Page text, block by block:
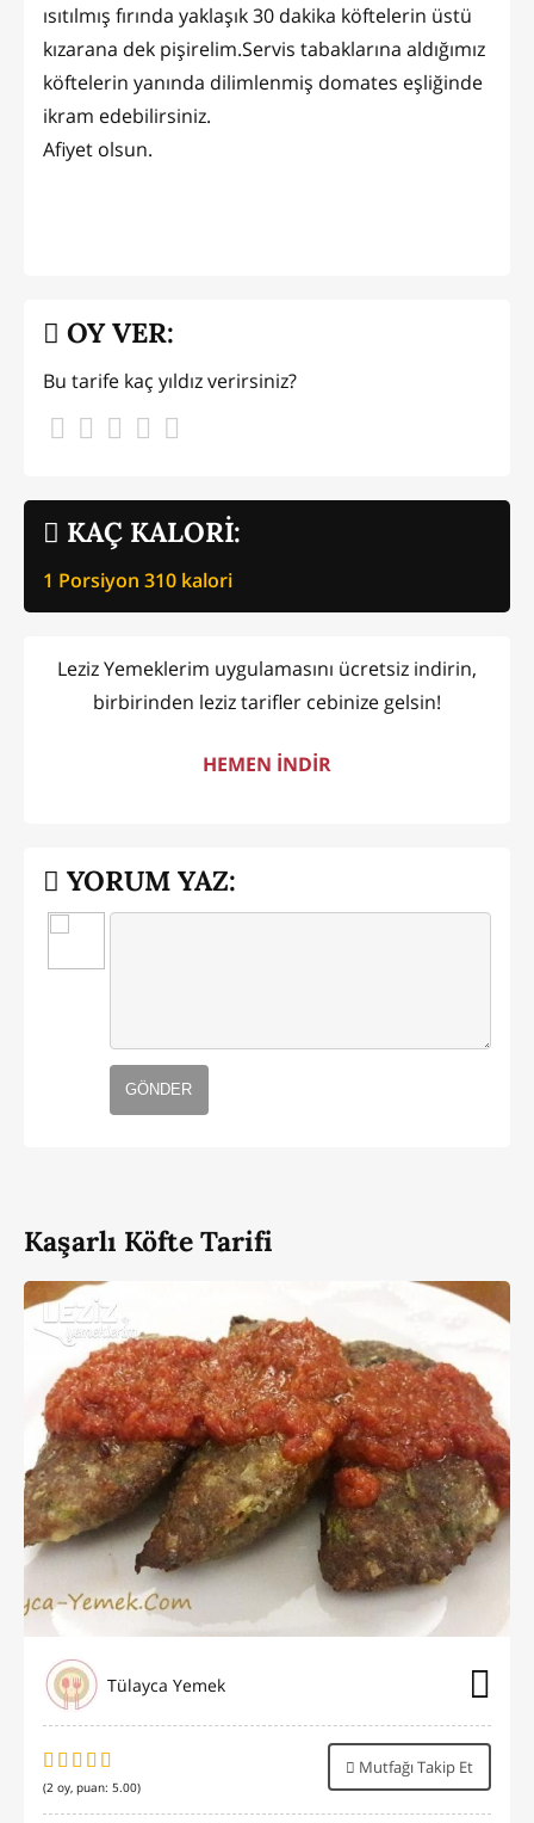
ısıtılmış fırında yaklaşık 30 dakika köftelerin üstü
kızarana dek pişirelim.Servis tabaklarına aldığımız
köftelerin yanında dilimlenmiş domates eşliğinde
ikram edebilirsiniz.
Afiyet olsun.
KAÇ KALORİ:
1 Porsiyon 310 kalori
OY VER:
Bu tarife kaç yıldız verirsiniz?
Leziz Yemeklerim uygulamasını ücretsiz indirin,
birbirinden leziz tarifler cebinize gelsin!
HEMEN İNDİR
YORUM YAZ:
GÖNDER
Kaşarlı Köfte Tarifi
Tülayca Yemek
(2 oy, puan: 5.00)
Mutfağı Takip Et